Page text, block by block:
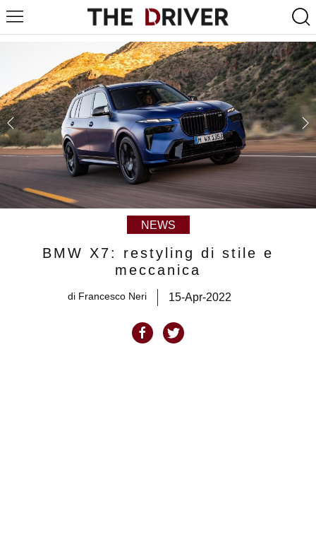
NEWS
BMW X7: restyling di stile e
meccanica
di Francesco Neri 15-Apr-2022